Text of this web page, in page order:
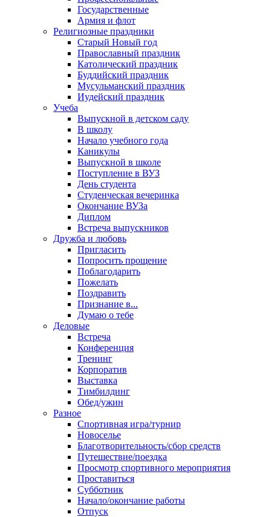
Государственные
Армия и флот
Религиозные праздники
Старый Новый год
Православный праздник
Католический праздник
Буддийский праздник
Мусульманский праздник
Иудейский праздник
Учеба
Выпускной в детском саду
В школу
Начало учебного года
Каникулы
Выпускной в школе
Поступление в ВУЗ
День студента
Студенческая вечеринка
Окончание ВУЗа
Диплом
Встреча выпускников
Дружба и любовь
Пригласить
Попросить прощение
Поблагодарить
Пожелать
Поздравить
Признание в...
Думаю о тебе
Деловые
Встреча
Конференция
Тренинг
Корпоратив
Выставка
Тимбилдинг
Обед/ужин
Разное
Спортивная игра/турнир
Новоселье
Благотворительность/сбор средств
Путешествие/поездка
Просмотр спортивного мероприятия
Проставиться
Субботник
Начало/окончание работы
Отпуск